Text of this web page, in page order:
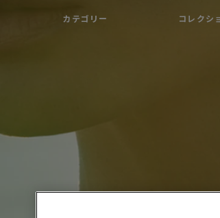
カテゴリー コレクシ